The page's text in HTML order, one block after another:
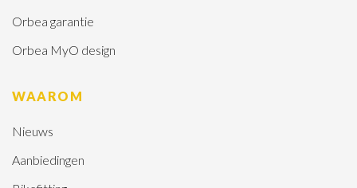
Orbea garantie
Orbea MyO design
WAAROM
Nieuws
Aanbiedingen